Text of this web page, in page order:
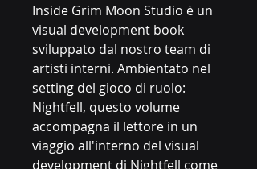
Inside Grim Moon Studio è un
visual development book
sviluppato dal nostro team di
artisti interni. Ambientato nel
setting del gioco di ruolo:
Nightfell, questo volume
accompagna il lettore in un
viaggio all'interno del visual
development di Nightfell come